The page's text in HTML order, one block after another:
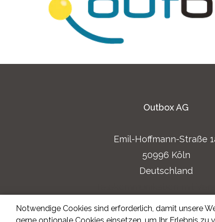
Notwendige Cookies sind erforderlich, damit unsere
Outbox AG
Emil-Hoffmann-Straße
50996 Köln
Deutschland
Datenschutzerklärung